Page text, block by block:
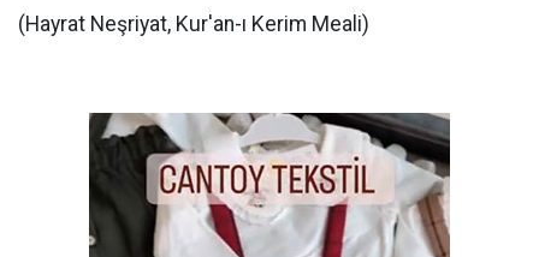
(Hayrat Neşriyat, Kur'an-ı Kerim Meali)